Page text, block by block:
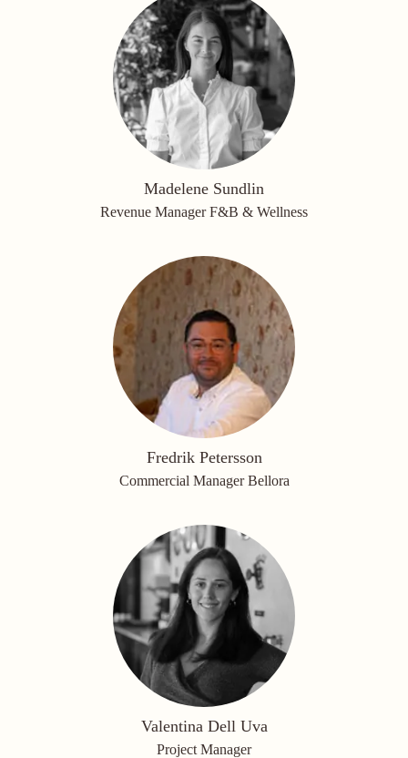
Madelene Sundlin
Revenue Manager F&B & Wellness
Fredrik Petersson
Commercial Manager Bellora
Valentina Dell Uva
Project Manager